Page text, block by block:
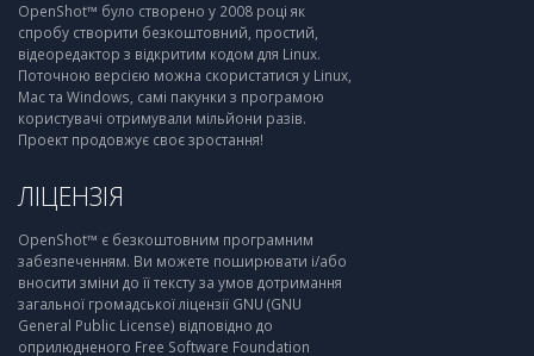
OpenShot™ було створено у 2008 році як
спробу створити безкоштовний, простий,
відеоредактор з відкритим кодом для Linux.
Поточною версією можна скористатися у Linux,
Mac та Windows, самі пакунки з програмою
користувачі отримували мільйони разів.
Проект продовжує своє зростання!
ЛІЦЕНЗІЯ
OpenShot™ є безкоштовним програмним
забезпеченням. Ви можете поширювати і/або
вносити зміни до її тексту за умов дотримання
загальної громадської ліцензії GNU (GNU
General Public License) відповідно до
оприлюдненого Free Software Foundation